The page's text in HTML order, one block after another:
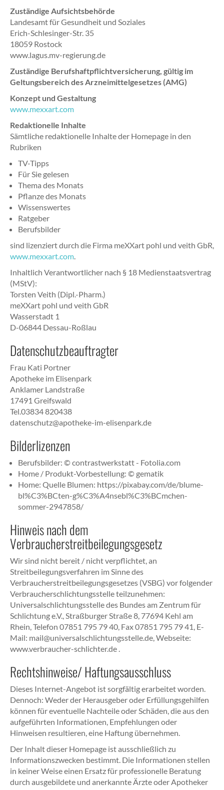
Zuständige Aufsichtsbehörde
Landesamt für Gesundheit und Soziales
Erich-Schlesinger-Str. 35
18059 Rostock
www.lagus.mv-regierung.de
Zuständige Berufshaftpflichtversicherung, gültig im
Geltungsbereich des Arzneimittelgesetzes (AMG)
Konzept und Gestaltung
www.mexxart.com
Redaktionelle Inhalte
Sämtliche redaktionelle Inhalte der Homepage in den
Rubriken
TV-Tipps
Für Sie gelesen
Thema des Monats
Pflanze des Monats
Wissenswertes
Ratgeber
Berufsbilder
sind lizenziert durch die Firma meXXart pohl und veith GbR,
www.mexxart.com.
Inhaltlich Verantwortlicher nach § 18 Medienstaatsvertrag
(MStV):
Torsten Veith (Dipl.-Pharm.)
meXXart pohl und veith GbR
Wasserstadt 1
D-06844 Dessau-Roßlau
Datenschutzbeauftragter
Frau Kati Portner
Apotheke im Elisenpark
Anklamer Landstraße
17491 Greifswald
Tel.03834 820438
datenschutz@apotheke-im-elisenpark.de
Bilderlizenzen
Berufsbilder: © contrastwerkstatt - Fotolia.com
Home / Produkt-Vorbestellung: © gematik
Home: Quelle Blumen: https://pixabay.com/de/blume-
bl%C3%BCten-g%C3%A4nsebl%C3%BCmchen-
sommer-2947858/
Hinweis nach dem
Verbraucherstreitbeilegungsgesetz
Wir sind nicht bereit / nicht verpflichtet, an
Streitbeilegungsverfahren im Sinne des
Verbraucherstreitbeilegungsgesetzes (VSBG) vor folgender
Verbraucherschlichtungsstelle teilzunehmen:
Universalschlichtungsstelle des Bundes am Zentrum für
Schlichtung e.V., Straßburger Straße 8, 77694 Kehl am
Rhein, Telefon 07851 795 79 40, Fax 07851 795 79 41, E-
Mail: mail@universalschlichtungsstelle.de, Webseite:
www.verbraucher-schlichter.de .
Rechtshinweise/ Haftungsausschluss
Dieses Internet-Angebot ist sorgfältig erarbeitet worden.
Dennoch: Weder der Herausgeber oder Erfüllungsgehilfen
können für eventuelle Nachteile oder Schäden, die aus den
aufgeführten Informationen, Empfehlungen oder
Hinweisen resultieren, eine Haftung übernehmen.
Der Inhalt dieser Homepage ist ausschließlich zu
Informationszwecken bestimmt. Die Informationen stellen
in keiner Weise einen Ersatz für professionelle Beratung
durch ausgebildete und anerkannte Ärzte oder Apotheker